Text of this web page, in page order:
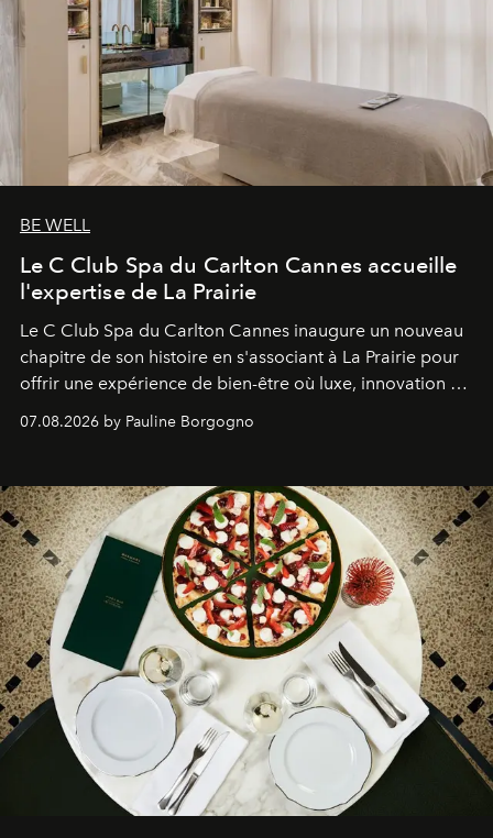
BE WELL
Le C Club Spa du Carlton Cannes accueille
l'expertise de La Prairie
Le C Club Spa du Carlton Cannes inaugure un nouveau
chapitre de son histoire en s'associant à La Prairie pour
offrir une expérience de bien-être où luxe, innovation et
expertise se rencontrent.
07.08.2026 by Pauline Borgogno